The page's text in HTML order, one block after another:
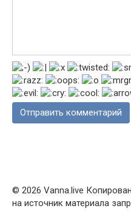
© 2026 Vanna.live
на источник материала